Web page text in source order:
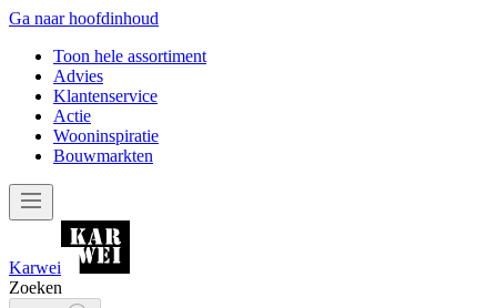
Ga naar hoofdinhoud
Toon hele assortiment
Advies
Klantenservice
Actie
Wooninspiratie
Bouwmarkten
Karwei
Zoeken